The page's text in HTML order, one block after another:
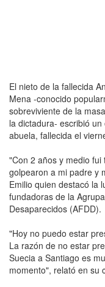
El nieto de la fallecida
Mena -conocido
sobreviviente de la
la dictadura- escribió
abuela, fallecida el
"Con 2 años y medio
golpearon a mi padre y
Emilio quien destacó la
fundadoras de la
Desaparecidos (AFDD).
"Hoy no puedo estar
La razón de no estar
Suecia a Santiago es
momento", relató en su